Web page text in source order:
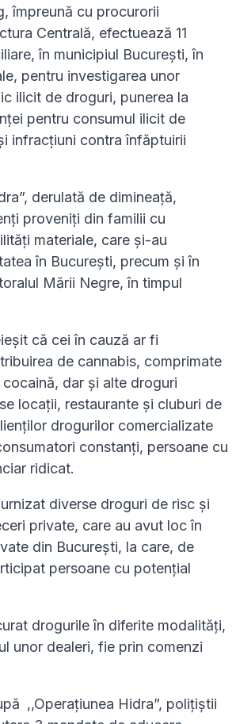
împreună cu procurorii
Centrală, efectuează 11
în municipiul București, în
pentru investigarea unor
ilicit de droguri, punerea la
pentru consumul ilicit de
infracțiuni contra înfăptuirii
derulată de dimineață,
proveniți din familii cu
materiale, care și-au
în București, precum și în
Mării Negre, în timpul
că cei în cauză ar fi
de cannabis, comprimate
dar și alte droguri
locații, restaurante și cluburi de
drogurilor comercializate
constanți, persoane cu
ridicat.
diverse droguri de risc și
private, care au avut loc în
din București, la care, de
persoane cu potențial
drogurile în diferite modalități,
unor dealeri, fie prin comenzi
,,Operațiunea Hidra”, polițiștii